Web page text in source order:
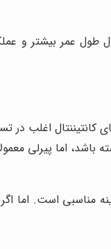
طول عمر بیشتر
کانتیننتال اغلب
باشد، اما پیرلی
مناسبی است. اما